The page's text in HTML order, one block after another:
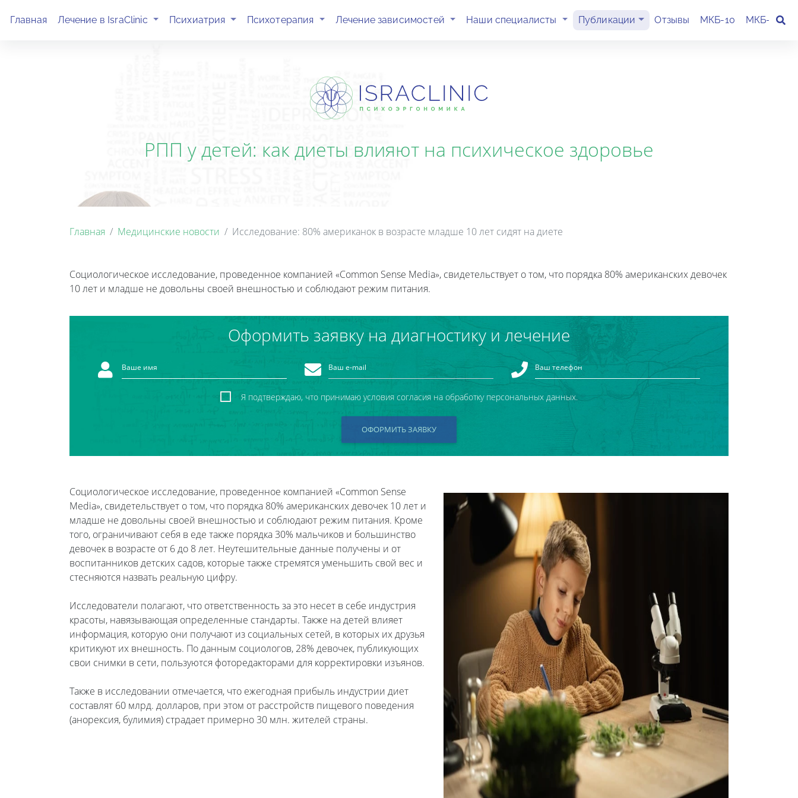
Главная Лечение в IsraClinic (current)Психиатрия (current)Психотерапия (current)Лечение зависимостей (current)Наши специалисты (current)Публикации Отзывы МКБ-10 МКБ-11
РПП у детей: как диеты влияют на психическое здоровье
Главная Медицинские новости Исследование: 80% американок в возрасте младше 10 лет сидят на диете
Социологическое исследование, проведенное компанией «Common Sense Media», свидетельствует о том, что порядка 80% американских девочек
10 лет и младше не довольны своей внешностью и соблюдают режим питания.
Оформить заявку на диагностику и лечение
Я подтверждаю, что принимаю условия согласия на обработку персональных данных.
ОФОРМИТЬ ЗАЯВКУ
Социологическое исследование, проведенное компанией «Common Sense
Media», свидетельствует о том, что порядка 80% американских девочек 10 лет и
младше не довольны своей внешностью и соблюдают режим питания. Кроме
того, ограничивают себя в еде также порядка 30% мальчиков и большинство
девочек в возрасте от 6 до 8 лет. Неутешительные данные получены и от
воспитанников детских садов, которые также стремятся уменьшить свой вес и
стесняются назвать реальную цифру.
Исследователи полагают, что ответственность за это несет в себе индустрия
красоты, навязывающая определенные стандарты. Также на детей влияет
информация, которую они получают из социальных сетей, в которых их друзья
критикуют их внешность. По данным социологов, 28% девочек, публикующих
свои снимки в сети, пользуются фоторедакторами для корректировки изъянов.
Также в исследовании отмечается, что ежегодная прибыль индустрии диет
составлят 60 млрд. долларов, при этом от расстройств пищевого поведения
(анорексия, булимия) страдает примерно 30 млн. жителей страны.